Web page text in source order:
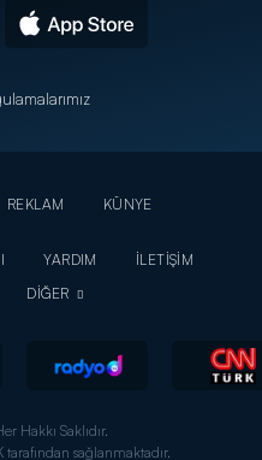
REKLAM
KÜNYE
YARDIM
İLETİŞİM
DİĞER
Hakkı Saklıdır.
sağlanmaktadır.